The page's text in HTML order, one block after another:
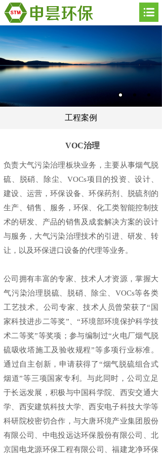
工程案例
VOC治理
负责大气污染治理板块业务，主要从事烟气脱
硫、脱硝、除尘、VOCs项目的投资、设计、
建设、运营，环保设备、环保药剂、脱硫剂的
生产、销售、服务，环保、化工类智能控制技
术的研发、产品的销售及成套解决方案的设计
与服务，大气污染治理技术的引进、研发、转
让，以及环保进口设备的代理等业务。
公司拥有丰富的专家、技术人才资源，掌握大
气污染治理脱硫、脱硝、除尘、VOCs等各类
工艺技术。公司专家、技术人员曾荣获了“国
家科技进步二等奖”、“环境部环境保护科学技
术二等奖”等奖项；参与编制过“火电厂烟气脱
硫吸收塔施工及验收规程”等多项行业标准。
通过自主创新，申请获得了“烟气脱硫组合式
烟道”等三项国家专利。与此同时，公司立足
于长远发展，积极与中国科学院、西安交通大
学、西安建筑科技大学、西安电子科技大学等
科研院校密切合作，与大唐环境产业集团股份
有限公司、中电投远达环保股份有限公司、北
京国电龙源环保工程有限公司、福建龙净环保